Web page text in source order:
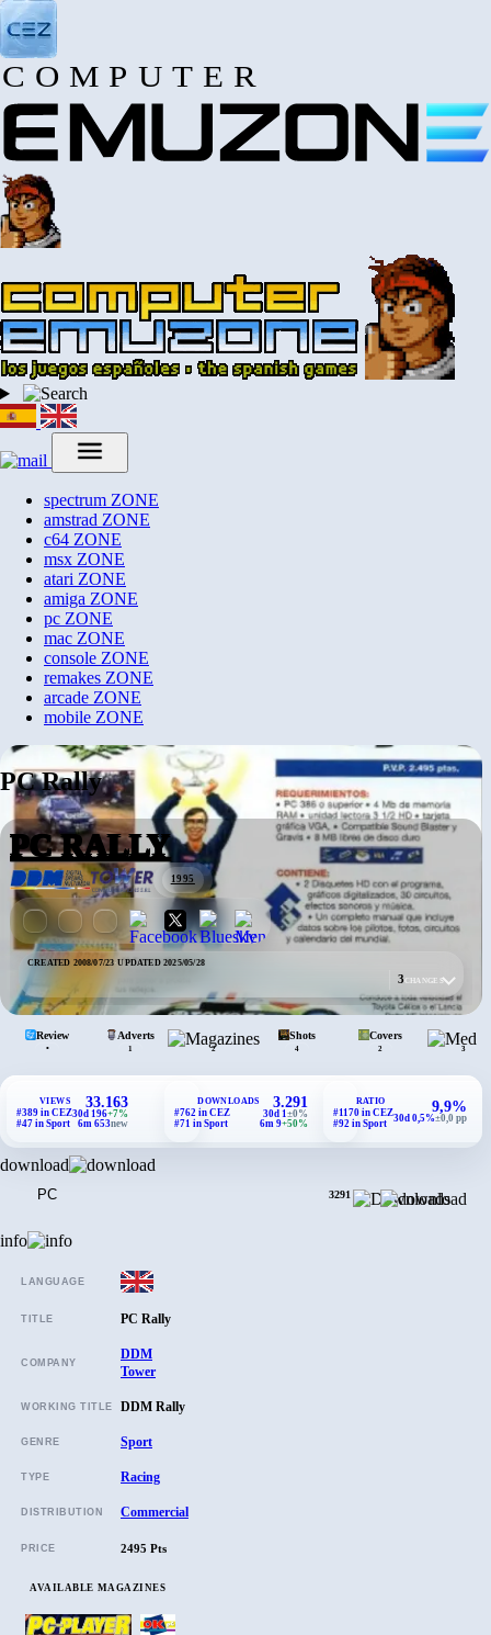
COMPUTER
spectrum ZONE
amstrad ZONE
c64 ZONE
msx ZONE
atari ZONE
amiga ZONE
pc ZONE
mac ZONE
console ZONE
remakes ZONE
arcade ZONE
mobile ZONE
PC Rally
PC RALLY
1995
CREATED 2008/07/23·UPDATED 2025/05/28
3CHANGES
Review
•
Adverts
1
Mags.
2
Shots
4
Covers
2 3
VIEWS
#389 in CEZ
#47 in Sport
33.163
30d 196+7%
6m 653new
DOWNLOADS
#762 in CEZ
#71 in Sport
3.291
30d 1 ±0%
6m 9+50%
RATIO
#1170 in CEZ
#92 in Sport
9,9%
30d 0,5%±0,0 pp
download
PC 3291
info
LANGUAGE
TITLE PC Rally
COMPANY
DDM
Tower
WORKING TITLE DDM Rally
GENRE Sport
TYPE Racing
DISTRIBUTION Commercial
PRICE 2495 Pts
AVAILABLE MAGAZINES